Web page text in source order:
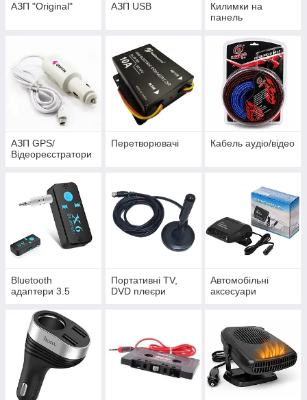
АЗП "Original" АЗП USB
Килимки на
панель
АЗП GPS/
Відеореєстратори
Перетворювачі Кабель аудіо/відео
Bluetooth
адаптери 3.5
Портативні TV,
DVD плеєри
Автомобільні
аксесуари